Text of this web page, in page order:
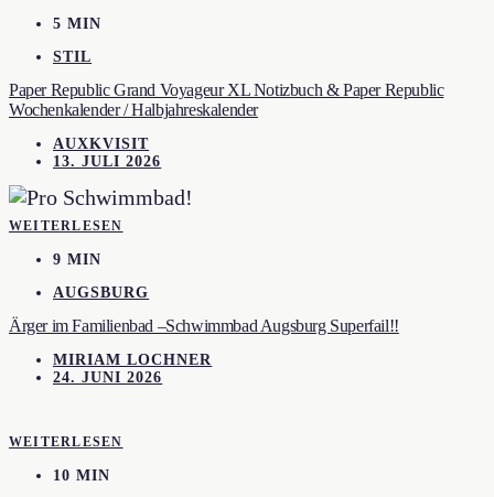
5 MIN
STIL
Paper Republic Grand Voyageur XL Notizbuch & Paper Republic
Wochenkalender / Halbjahreskalender
AUXKVISIT
13. JULI 2026
WEITERLESEN
9 MIN
AUGSBURG
Ärger im Familienbad –Schwimmbad Augsburg Superfail!!
MIRIAM LOCHNER
24. JUNI 2026
WEITERLESEN
10 MIN